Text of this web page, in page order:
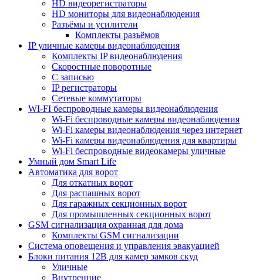
HD видеорегистраторы
HD мониторы для видеонаблюдения
Разъёмы и усилители
Комплекты разъёмов
IP уличные камеры видеонаблюдения
Комплекты IP видеонаблюдения
Скоростные поворотные
С записью
IP регистраторы
Сетевые коммутаторы
WI-FI беспроводные камеры видеонаблюдения
Wi-Fi беспроводные камеры видеонаблюдения
Wi-Fi камеры видеонаблюдения через интернет
Wi-Fi камеры видеонаблюдения для квартиры
Wi-Fi беспроводные видеокамеры уличные
Умный дом Smart Life
Автоматика для ворот
Для откатных ворот
Для распашных ворот
Для гаражных секционных ворот
Для промышленных секционных ворот
GSM сигнализация охранная для дома
Комплекты GSM сигнализации
Cистема оповещения и управления эвакуацией
Блоки питания 12В для камер замков скуд
Уличные
Внутренние